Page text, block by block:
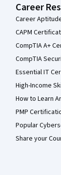
Career
Career
CAPM
CompTIA A+
CompTIA
Essential IT
High-Income
How to Learn
PMP
Popular
Share your